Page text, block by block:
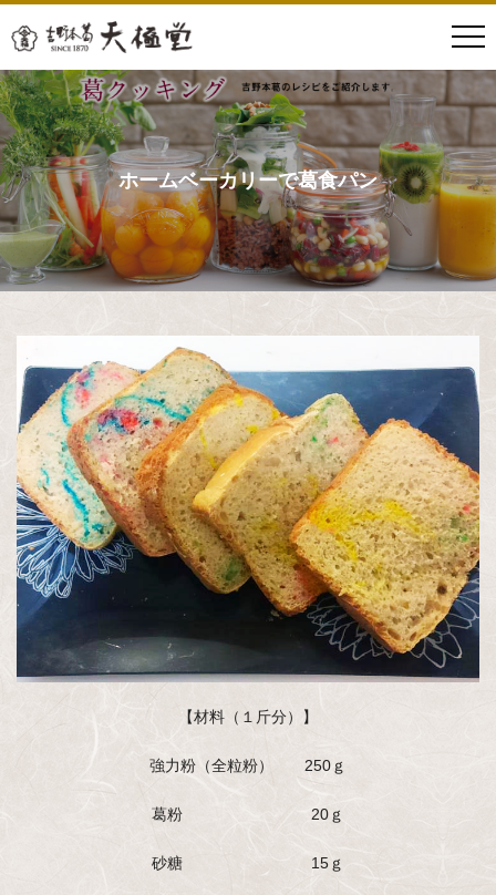
ホームベーカリーで葛食パン
【材料（１斤分）】
強力粉（全粒粉） 250ｇ
葛粉 20ｇ
砂糖 15ｇ